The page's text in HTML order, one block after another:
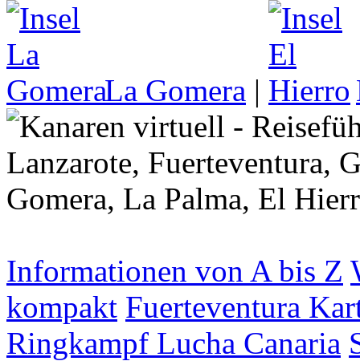
La Gomera |
Informationen von A bis Z
kompakt Fuerteventura
Ringkampf Lucha Canaria